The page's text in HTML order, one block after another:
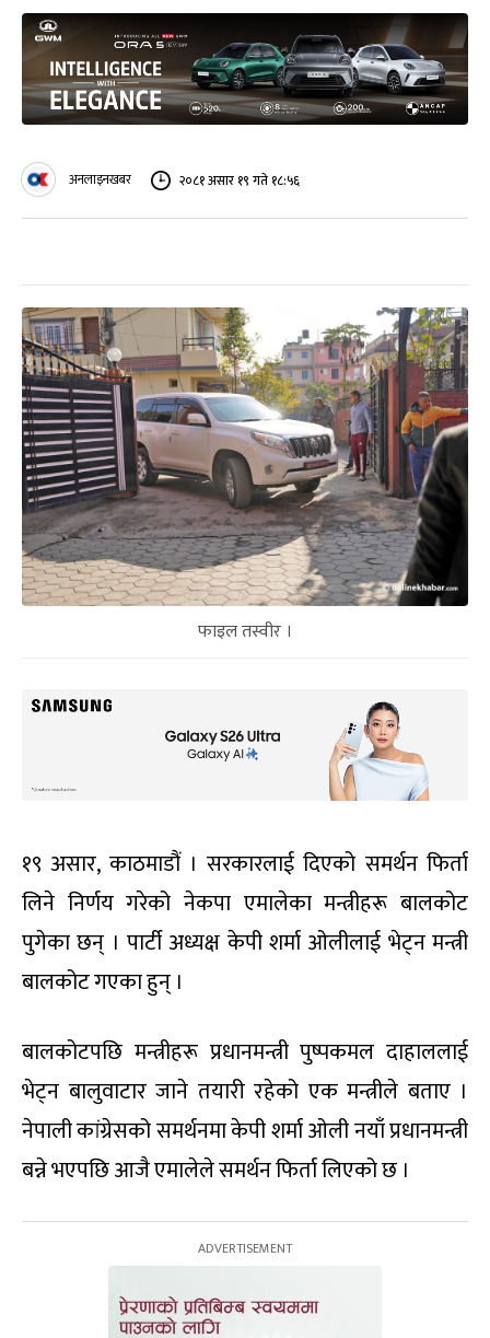
अनलाइनखबर २०८१ असार १९ गते १८:५६
फाइल तस्वीर ।
१९ असार, काठमाडौं । सरकारलाई दिएको समर्थन फिर्ता
लिने निर्णय गरेको नेकपा एमालेका मन्त्रीहरू बालकोट
पुगेका छन् । पार्टी अध्यक्ष केपी शर्मा ओलीलाई भेट्न मन्त्री
बालकोट गएका हुन् ।
बालकोटपछि मन्त्रीहरू प्रधानमन्त्री पुष्पकमल दाहाललाई
भेट्न बालुवाटार जाने तयारी रहेको एक मन्त्रीले बताए ।
नेपाली कांग्रेसको समर्थनमा केपी शर्मा ओली नयाँ प्रधानमन्त्री
बन्ने भएपछि आजै एमालेले समर्थन फिर्ता लिएको छ ।